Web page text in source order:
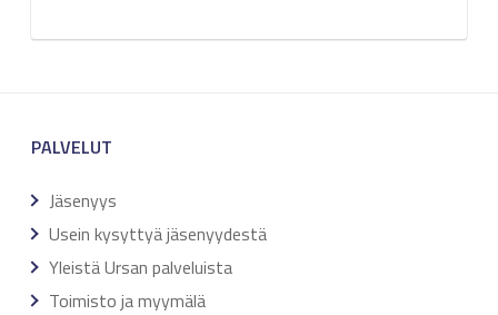
PALVELUT
Jäsenyys
Usein kysyttyä jäsenyydestä
Yleistä Ursan palveluista
Toimisto ja myymälä